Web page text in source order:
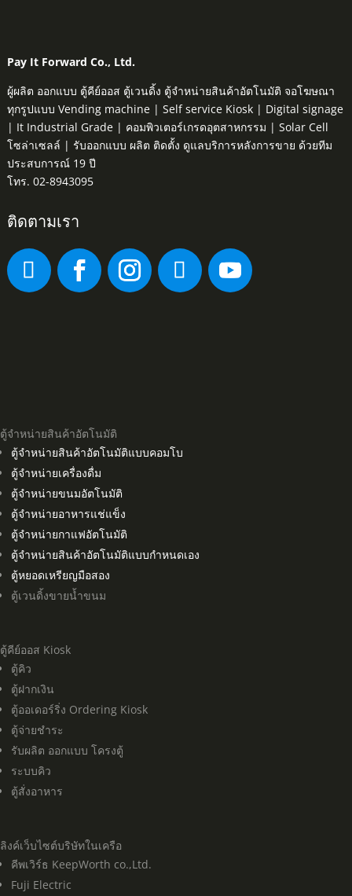
Pay It Forward Co., Ltd.
ผู้ผลิต ออกแบบ ตู้คีย์ออส ตู้เวนดิ้ง ตู้จำหน่ายสินค้าอัตโนมัติ จอโฆษณา
ทุกรูปแบบ Vending machine | Self service Kiosk | Digital signage
| It Industrial Grade | คอมพิวเตอร์เกรดอุตสาหกรรม | Solar Cell
โซล่าเซลล์ | รับออกแบบ ผลิต ติดตั้ง ดูแลบริการหลังการขาย ด้วยทีม
ประสบการณ์ 19 ปี
โทร. 02-8943095
ติดตามเรา
ตู้จำหน่ายสินค้าอัตโนมัติ
ตู้จำหน่ายสินค้าอัตโนมัติแบบคอมโบ
ตู้จำหน่ายเครื่องดื่ม
ตู้จำหน่ายขนมอัตโนมัติ
ตู้จำหน่ายอาหารแช่แข็ง
ตู้จำหน่ายกาแฟอัตโนมัติ
ตู้จำหน่ายสินค้าอัตโนมัติแบบกำหนดเอง
ตู้หยอดเหรียญมือสอง
ตู้เวนดิ้งขายน้ำขนม
ตู้คีย์ออส Kiosk
ตู้คิว
ตู้ฝากเงิน
ตู้ออเดอร์ริ่ง Ordering Kiosk
ตู้จ่ายชำระ
รับผลิต ออกแบบ โครงตู้
ระบบคิว
ตู้สั่งอาหาร
ลิงค์เว็บไซต์บริษัทในเครือ
คีพเวิร์ธ KeepWorth co.,Ltd.
Fuji Electric